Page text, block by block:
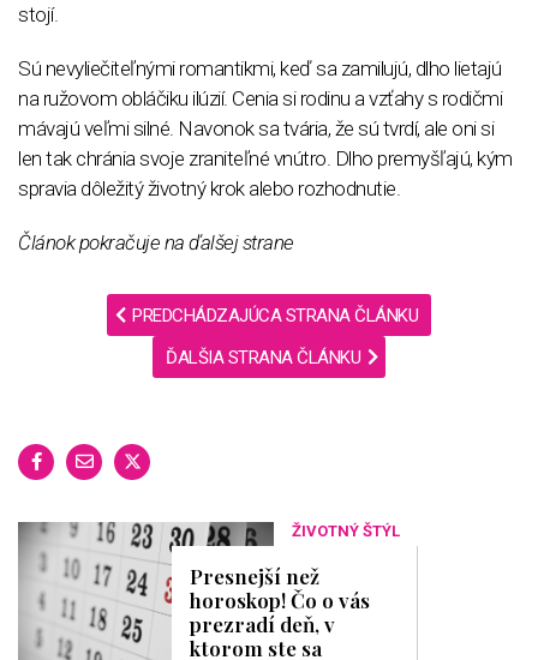
stojí.
Sú nevyliečiteľnými romantikmi, keď sa zamilujú, dlho lietajú
na ružovom obláčiku ilúzií. Cenia si rodinu a vzťahy s rodičmi
mávajú veľmi silné. Navonok sa tvária, že sú tvrdí, ale oni si
len tak chránia svoje zraniteľné vnútro. Dlho premyšľajú, kým
spravia dôležitý životný krok alebo rozhodnutie.
Článok pokračuje na ďalšej strane
PREDCHÁDZAJÚCA STRANA ČLÁNKU
ĎALŠIA STRANA ČLÁNKU
ŽIVOTNÝ ŠTÝL
Presnejší než
horoskop! Čo o vás
prezradí deň, v
ktorom ste sa